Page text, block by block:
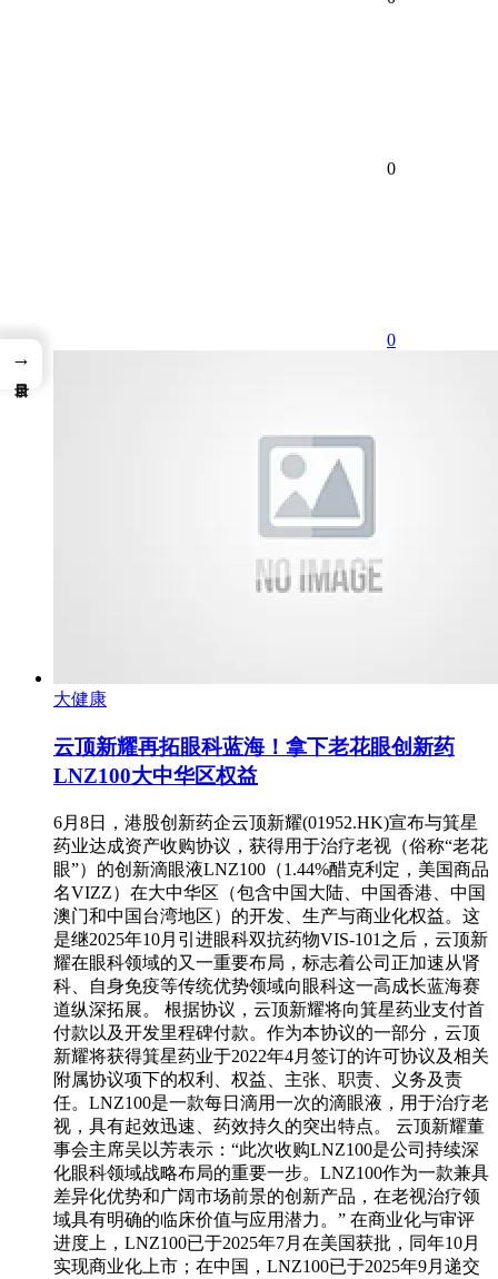
0
0
大健康
云顶新耀再拓眼科蓝海！拿下老花眼创新药
LNZ100大中华区权益
6月8日，港股创新药企云顶新耀(01952.HK)宣布与箕星
药业达成资产收购协议，获得用于治疗老视（俗称“老花
眼”）的创新滴眼液LNZ100（1.44%醋克利定，美国商品
名VIZZ）在大中华区（包含中国大陆、中国香港、中国
澳门和中国台湾地区）的开发、生产与商业化权益。这
是继2025年10月引进眼科双抗药物VIS-101之后，云顶新
耀在眼科领域的又一重要布局，标志着公司正加速从肾
科、自身免疫等传统优势领域向眼科这一高成长蓝海赛
道纵深拓展。 根据协议，云顶新耀将向箕星药业支付首
付款以及开发里程碑付款。作为本协议的一部分，云顶
新耀将获得箕星药业于2022年4月签订的许可协议及相关
附属协议项下的权利、权益、主张、职责、义务及责
任。LNZ100是一款每日滴用一次的滴眼液，用于治疗老
视，具有起效迅速、药效持久的突出特点。 云顶新耀董
事会主席吴以芳表示：“此次收购LNZ100是公司持续深
化眼科领域战略布局的重要一步。LNZ100作为一款兼具
差异化优势和广阔市场前景的创新产品，在老视治疗领
域具有明确的临床价值与应用潜力。” 在商业化与审评
进度上，LNZ100已于2025年7月在美国获批，同年10月
实现商业化上市；在中国，LNZ100已于2025年9月递交
→